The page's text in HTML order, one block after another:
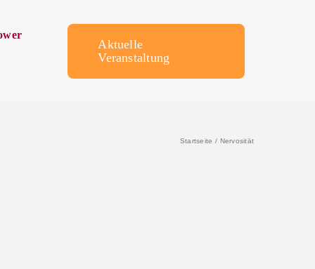
Aktuelle
Veranstaltung
Startseite Nervosität